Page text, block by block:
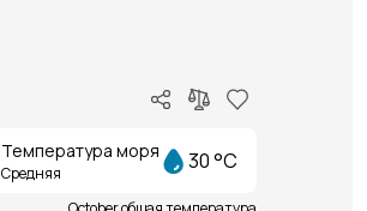
Температура моря
Средняя 30 °C